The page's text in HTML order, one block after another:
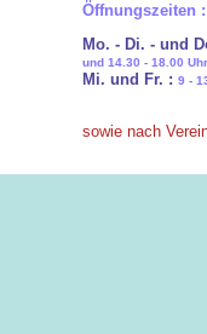
Öffnungszeiten :
Mo. - Di. - und
und 14.30 - 18.00 Uhr
Mi. und Fr. : 9 -
sowie nach